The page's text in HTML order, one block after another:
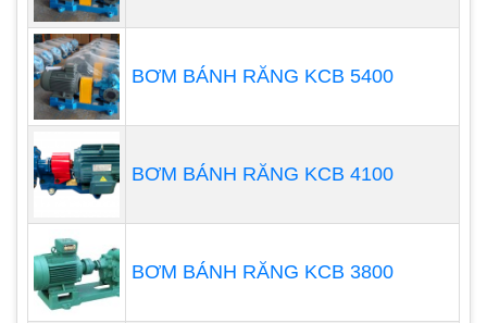
Dễ sử dụng, dễ bảo trì bào dưỡng và quản lý, theo
BƠM BÁNH RĂNG KCB 5400
BƠM BÁNH RĂNG KCB 4100
BƠM BÁNH RĂNG KCB 3800